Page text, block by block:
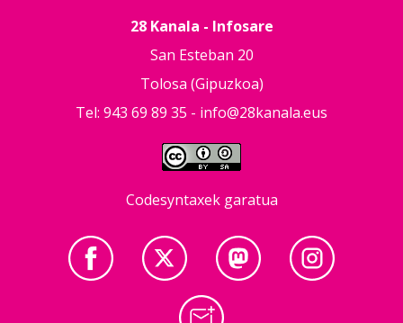
28 Kanala - Infosare
San Esteban 20
Tolosa (Gipuzkoa)
Tel: 943 69 89 35 - info@28kanala.eus
Codesyntaxek garatua